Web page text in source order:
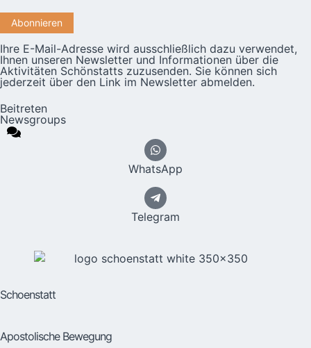
Ihre E-Mail-Adresse wird ausschließlich dazu verwendet,
Ihnen unseren Newsletter und Informationen über die
Aktivitäten Schönstatts zuzusenden. Sie können sich
jederzeit über den Link im Newsletter abmelden.
Beitreten
Newsgroups
WhatsApp
Telegram
Schoenstatt
Apostolische Bewegung